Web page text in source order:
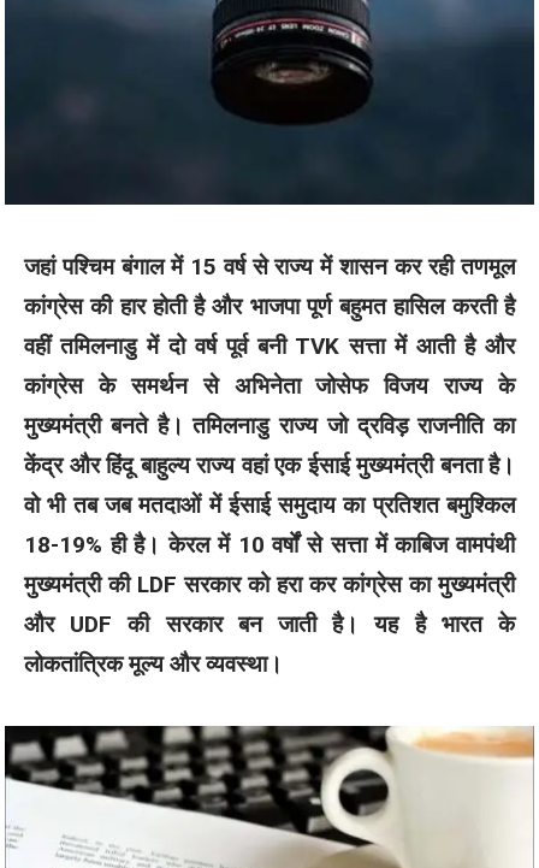
जहां पश्चिम बंगाल में 15 वर्ष से राज्य में शासन कर रही तणमूल
कांग्रेस की हार होती है और भाजपा पूर्ण बहुमत हासिल करती है
वहीं तमिलनाडु में दो वर्ष पूर्व बनी TVK सत्ता में आती है और
कांग्रेस के समर्थन से अभिनेता जोसेफ विजय राज्य के
मुख्यमंत्री बनते है। तमिलनाडु राज्य जो द्रविड़ राजनीति का
केंद्र और हिंदू बाहुल्य राज्य वहां एक ईसाई मुख्यमंत्री बनता है।
वो भी तब जब मतदाओं में ईसाई समुदाय का प्रतिशत बमुश्किल
18-19% ही है। केरल में 10 वर्षों से सत्ता में काबिज वामपंथी
मुख्यमंत्री की LDF सरकार को हरा कर कांग्रेस का मुख्यमंत्री
और UDF की सरकार बन जाती है। यह है भारत के
लोकतांत्रिक मूल्य और व्यवस्था।